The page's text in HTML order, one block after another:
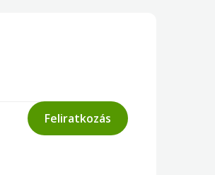
Feliratkozás